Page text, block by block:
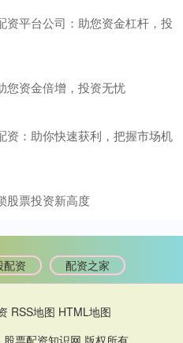
资平台公司：助您资金杠杆，投
您资金倍增，投资无忧
资：助你快速获利，把握市场机
股票投资新高度
配资 配资之家
RSS地图 HTML地图